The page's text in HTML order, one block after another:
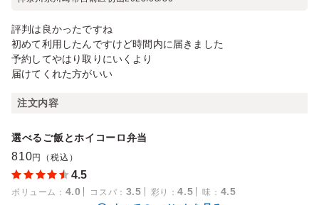
評判は良かったですね
初めて利用したんですけど時間内に届きました
予約してやはり取りにいくより
届けてくれた方がいい
注文内容
選べるご飯とホイコーロ弁当
810円（税込）
4.5
ボリューム ： 4.0 コスパ ： 3.5 彩り ：4.5 味 ： 4.5